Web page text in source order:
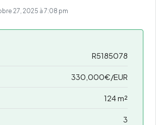
27, 2025 à 7:08 pm
R5185078
330,000€/EUR
124 m²
3